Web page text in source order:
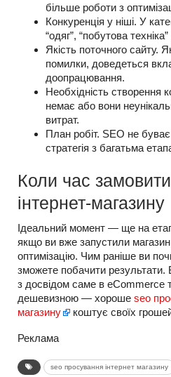
більше роботи з
Конкуренція у ніші. У
“одяг”, “побутова
Якість поточного сайту.
помилки, доведеться
доопрацювання.
Необхідність створення
немає або вони
витрат.
План робіт. SEO не
стратегія з багатьма
Коли час
інтернет-магазину
Ідеальний момент — ще на
якщо ви вже запустили
оптимізацію. Чим раніше ви
зможете побачити
з досвідом саме в eCommerce
дешевизною — хороше seo
магазину
коштує своїх
Реклама
seo просування інтернет магазину